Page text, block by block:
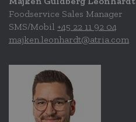
Foodservice Sales Manager
SMS/Mobil +45 22 11 92 04
majken.leonhardt@atria.com